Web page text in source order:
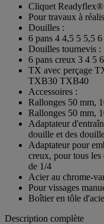
Cliquet
Pour travaux à
Douilles :
6 pans 4 4,5 5 5,5
Douilles tournevis :
6 pans creux 3 4 5
TX avec perçage
TXB30 TXB40
Accessoires :
Rallonges 50 mm,
Rallonges 50 mm,
Adaptateur
douille et des
Adaptateur pour
creux, pour tous les
de 1/4
Acier au chrome-
Pour vissages
Boîtier en tôle
Description complète